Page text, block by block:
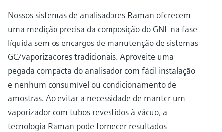
Nossos sistemas de analisadores Raman oferecem
uma medição precisa da composição do GNL na fase
líquida sem os encargos de manutenção de sistemas
GC/vaporizadores tradicionais. Aproveite uma
pegada compacta do analisador com fácil instalação
e nenhum consumível ou condicionamento de
amostras. Ao evitar a necessidade de manter um
vaporizador com tubos revestidos à vácuo, a
tecnologia Raman pode fornecer resultados